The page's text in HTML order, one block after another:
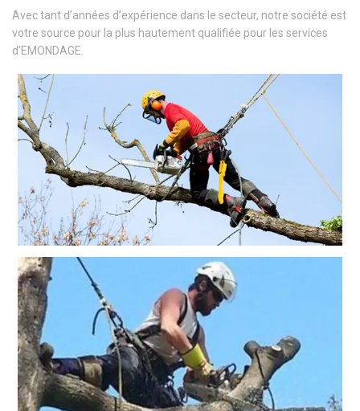
Avec tant d’années d’expérience dans le secteur, notre société est
votre source pour la plus hautement qualifiée pour les services
d’EMONDAGE.